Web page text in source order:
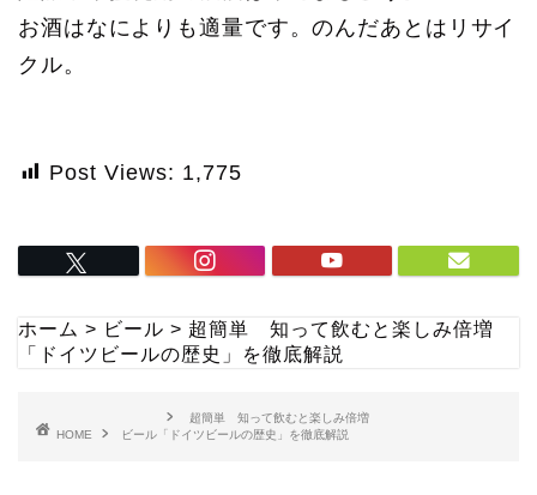
お酒はなによりも適量です。のんだあとはリサイ
クル。
Post Views: 1,775
ホーム > ビール > 超簡単 知って飲むと楽しみ倍増
「ドイツビールの歴史」を徹底解説
HOME ビール
超簡単 知って飲むと楽しみ倍増
「ドイツビールの歴史」を徹底解説